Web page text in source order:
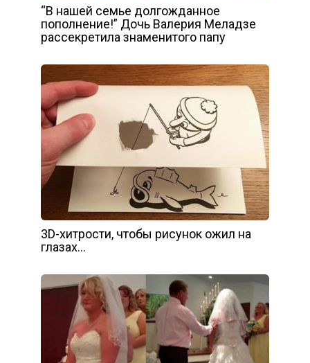
“В нашей семье долгожданное
пополнение!” Дочь Валерия Меладзе
рассекретила знаменитого папу
3D-хитрости, чтобы рисунок ожил на
глазах…